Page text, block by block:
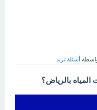
أسئلة ترند
بالرياض؟